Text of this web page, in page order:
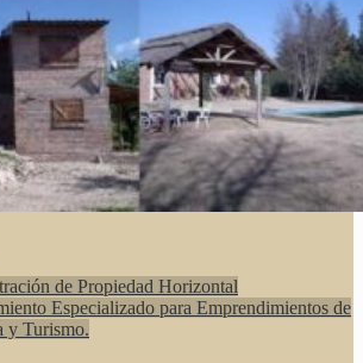
de Propiedad Horizontal
Especializado para Emprendimientos de
y Turismo.